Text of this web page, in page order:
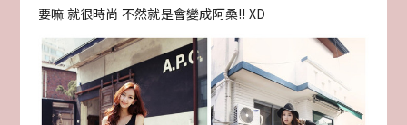
要嘛 就很時尚 不然就是會變成阿桑!! XD